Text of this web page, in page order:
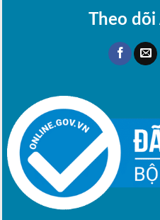
Theo dõi